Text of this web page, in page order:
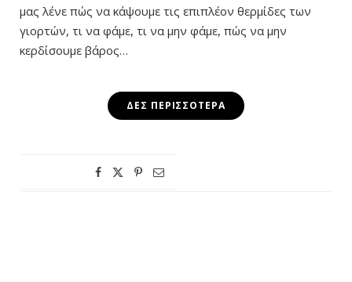
μας λένε πώς να κάψουμε τις επιπλέον θερμίδες των
γιορτών, τι να φάμε, τι να μην φάμε, πώς να μην
κερδίσουμε βάρος…
ΔΕΣ ΠΕΡΙΣΣΌΤΕΡΑ